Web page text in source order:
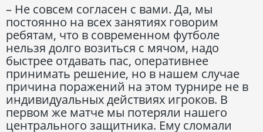
– Не совсем согласен с вами. Да, мы
постоянно на всех занятиях говорим
ребятам, что в современном футболе
нельзя долго возиться с мячом, надо
быстрее отдавать пас, оперативнее
принимать решение, но в нашем случае
причина поражений на этом турнире не в
индивидуальных действиях игроков. В
первом же матче мы потеряли нашего
центрального защитника. Ему сломали